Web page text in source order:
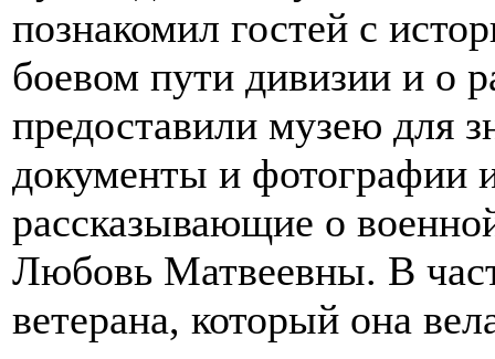
познакомил гостей с
боевом пути дивизии и о
предоставили музею для
документы и фотографии
рассказывающие о
Любовь Матвеевны. В
ветерана, который она